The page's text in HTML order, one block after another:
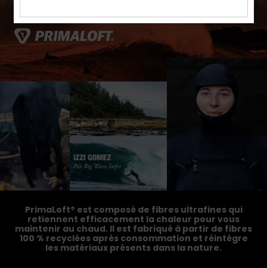
PrimaLoft® est composé de fibres ultrafines qui
retiennent efficacement la chaleur pour vous
maintenir au chaud. Il est fabriqué à partir de fibres
100 % recyclées après consommation et réintègre
les matériaux présents dans la nature.